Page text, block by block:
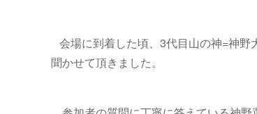
会場に到着した頃、3代目山の神=神
聞かせて頂きました。